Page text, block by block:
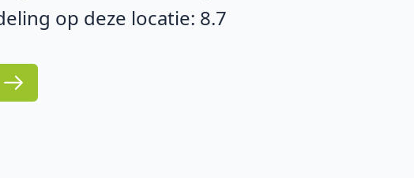
op deze locatie: 8.7